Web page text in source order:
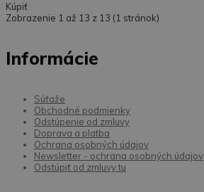
Kúpiť
Zobrazenie 1 až 13 z 13 (1 stránok)
Informácie
Súťaže
Obchodné podmienky
Odstúpenie od zmluvy
Doprava a platba
Ochrana osobných údajov
Newsletter - ochrana osobných údajov
Odstúpiť od zmluvy tu